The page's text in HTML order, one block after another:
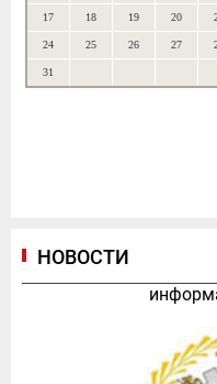
17 18 19 20
24 25 26 27
31
НОВОСТИ